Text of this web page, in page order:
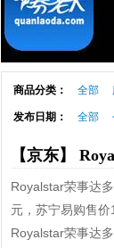
商品分类： 全部
发布日期： 全部
【京东】
Royalstar荣事达
元，苏宁易购售
Royalstar荣事达